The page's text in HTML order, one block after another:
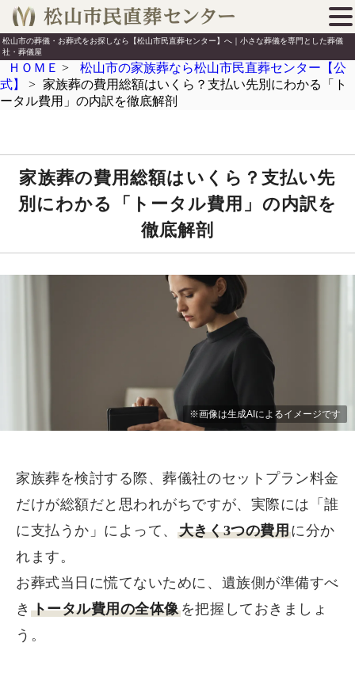
松山市の葬儀・お葬式をお探しなら【松山市民直葬センター】へ｜小さな葬儀を専門とした葬儀
社・葬儀屋
ＨＯＭＥ >
松山市の家族葬なら松山市民直葬センター【公
式】
> 家族葬の費用総額はいくら？支払い先別にわかる「ト
ータル費用」の内訳を徹底解剖
家族葬の費用総額はいくら？支払い先
別にわかる「トータル費用」の内訳を
徹底解剖
家族葬を検討する際、葬儀社のセットプラン料金
だけが総額だと思われがちですが、実際には「誰
に支払うか」によって、 大きく3つの費用に分か
れます。
お葬式当日に慌てないために、遺族側が準備すべ
き トータル費用の全体像を把握しておきましょ
う。